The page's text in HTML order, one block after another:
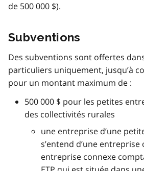
de 500 000 $).
Subventions
Des subventions sont offertes
particuliers uniquement, jusqu’à
pour un montant maximum de :
500 000 $ pour les petites
des collectivités rurales
une entreprise d’une
s’entend d’une
entreprise connexe